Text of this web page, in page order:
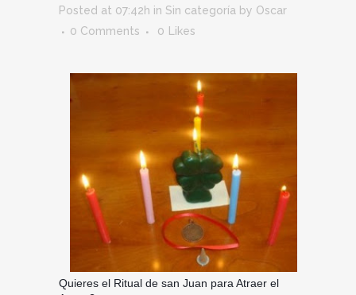
Posted at 07:42h in Sin categoría by Oscar
0 Comments
0 Likes
Quieres el Ritual de san Juan para Atraer el